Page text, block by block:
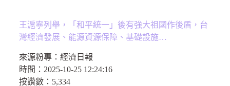
王滬寧列舉，「和平統一」後有強大祖國作後盾，台
灣經濟發展、能源資源保障、基礎設施…
來源粉專： 經濟日報
時間： 2025-10-25 12:24:16
按讚數： 5,334